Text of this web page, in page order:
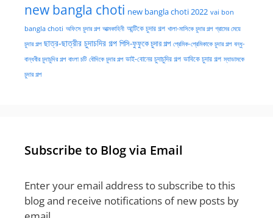
new bangla choti new bangla choti 2022 vai bon
bangla choti অফিসে চুদার গল্প আত্মকাহিনী আন্টিকে চুদার গল্প খালা-মাসিকে চুদার গল্প গ্রামের মেয়ে
চুদার গল্প ছাত্র-ছাত্রীর চুদাচদির গল্প পিসি-ফুফুকে চুদার গল্প প্রেমিক-প্রেমিকাকে চুদার গল্প বন্ধু-
বান্ধবীর চুদাচুদির গল্প বাংলা চটি বৌদিকে চুদার গল্প ভাই-বোনের চুদাচুদির গল্প ভাবিকে চুদার গল্প ম্যাডামকে
চুদার গল্প
Subscribe to Blog via Email
Enter your email address to subscribe to this
blog and receive notifications of new posts by